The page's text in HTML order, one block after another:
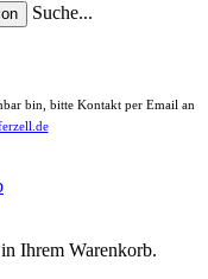
Suche...
bin, bitte Kontakt per Email an
Ihrem Warenkorb.